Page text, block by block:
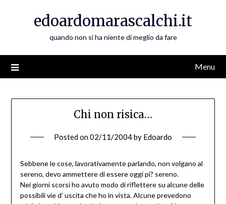
edoardomarascalchi.it
quando non si ha niente di meglio da fare
Menu
Chi non risica…
Posted on02/11/2004by Edoardo
Sebbene le cose, lavorativamente parlando, non volgano al
sereno, devo ammettere di essere oggi pi? sereno.
Nei giorni scorsi ho avuto modo di riflettere su alcune delle
possibili vie d’ uscita che ho in vista. Alcune prevedono